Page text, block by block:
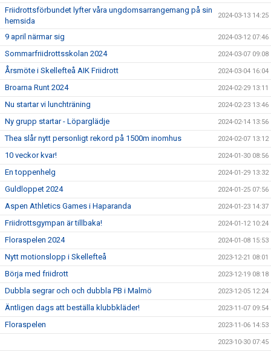
Friidrottsförbundet lyfter våra ungdomsarrangemang på sin
hemsida
2024-03-13 14:25
9 april närmar sig 2024-03-12 07:46
Sommarfriidrottsskolan 2024 2024-03-07 09:08
Årsmöte i Skellefteå AIK Friidrott 2024-03-04 16:04
Broarna Runt 2024 2024-02-29 13:11
Nu startar vi lunchträning 2024-02-23 13:46
Ny grupp startar - Löparglädje 2024-02-14 13:56
Thea slår nytt personligt rekord på 1500m inomhus 2024-02-07 13:12
10 veckor kvar! 2024-01-30 08:56
En toppenhelg 2024-01-29 13:32
Guldloppet 2024 2024-01-25 07:56
Aspen Athletics Games i Haparanda 2024-01-23 14:37
Friidrottsgympan är tillbaka! 2024-01-12 10:24
Floraspelen 2024 2024-01-08 15:53
Nytt motionslopp i Skellefteå 2023-12-21 08:01
Börja med friidrott 2023-12-19 08:18
Dubbla segrar och och dubbla PB i Malmö 2023-12-05 12:24
Äntligen dags att beställa klubbkläder! 2023-11-07 09:54
Floraspelen 2023-11-06 14:53
2023-10-30 07:45